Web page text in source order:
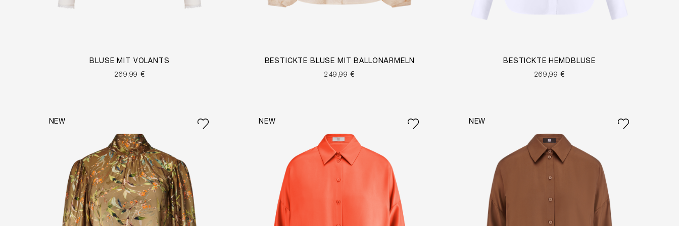
BLUSE MIT VOLANTS
269,99 €
BESTICKTE BLUSE MIT BALLONÄRMELN
249,99 €
BESTICKTE HEMDBLUSE
269,99 €
NEW NEW NEW